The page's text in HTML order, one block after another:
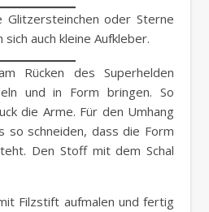
Glitzersteinchen oder Sterne
auch kleine Aufkleber.
Rücken des Superhelden
und in Form bringen. So
die Arme. Für den Umhang
so schneiden, dass die Form
Den Stoff mit dem Schal
Filzstift aufmalen und fertig